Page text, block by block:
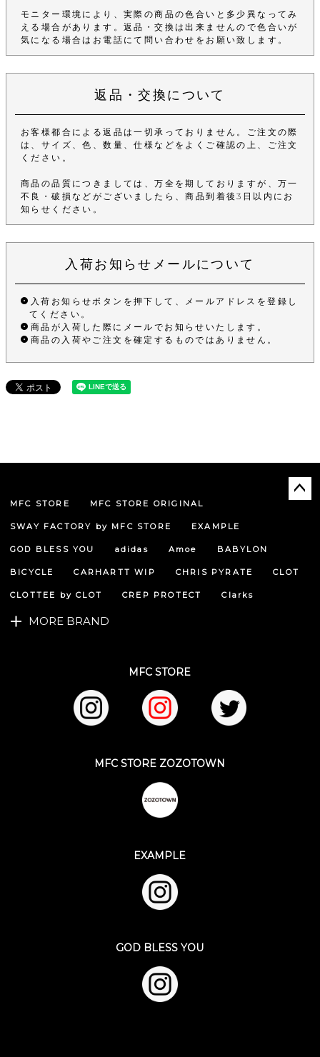
モニター環境により、実際の商品の色合いと多少異なってみ
える場合があります。返品・交換は出来ませんので色合いが
気になる場合はお電話にて問い合わせをお願い致します。
返品・交換について
お客様都合による返品は一切承っておりません。ご注文の際
は、サイズ、色、数量、仕様などをよくご確認の上、ご注文
ください。
商品の品質につきましては、万全を期しておりますが、万一
不良・破損などがございましたら、商品到着後3日以内にお
知らせください。
入荷お知らせメールについて
入荷お知らせボタンを押下して、メールアドレスを登録し
てください。
商品が入荷した際にメールでお知らせいたします。
商品の入荷やご注文を確定するものではありません。
MFC STORE MFC STORE ORIGINAL
SWAY FACTORY by MFC STORE EXAMPLE
GOD BLESS YOU adidas Amoe BABYLON
BICYCLE CARHARTT WIP CHRIS PYRATE CLOT
CLOTTEE by CLOT CREP PROTECT Clarks
MORE BRAND
MFC STORE
MFC STORE ZOZOTOWN
EXAMPLE
GOD BLESS YOU